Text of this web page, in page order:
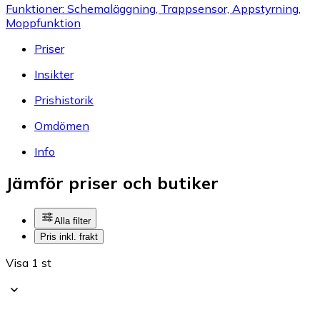
Funktioner: Schemaläggning, Trappsensor, Appstyrning,
Moppfunktion
Priser
Insikter
Prishistorik
Omdömen
Info
Jämför priser och butiker
Alla filter
Pris inkl. frakt
Visa 1 st